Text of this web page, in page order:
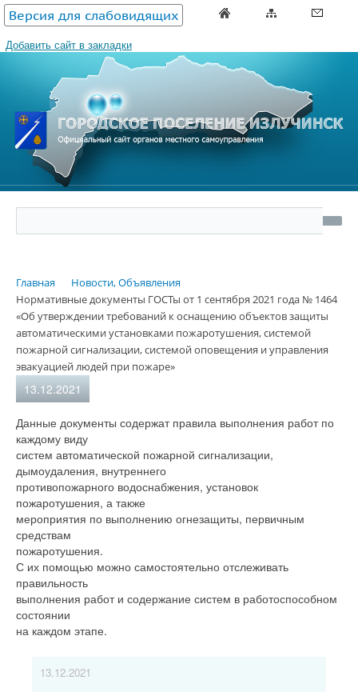
Версия для слабовидящих
Добавить сайт в закладки
Главная
Новости, Объявления
Нормативные документы ГОСТы от 1 сентября 2021 года № 1464
«Об утверждении требований к оснащению объектов защиты
автоматическими установками пожаротушения, системой
пожарной сигнализации, системой оповещения и управления
эвакуацией людей при пожаре»
13.12.2021
Данные документы содержат правила выполнения работ по
каждому виду
систем автоматической пожарной сигнализации,
дымоудаления, внутреннего
противопожарного водоснабжения, установок
пожаротушения, а также
мероприятия по выполнению огнезащиты, первичным
средствам
пожаротушения.
С их помощью можно самостоятельно отслеживать
правильность
выполнения работ и содержание систем в работоспособном
состоянии
на каждом этапе.
13.12.2021